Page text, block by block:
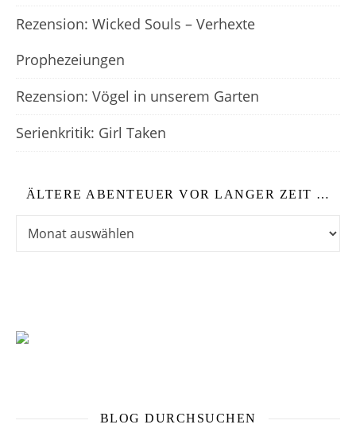
Rezension: Wicked Souls – Verhexte
Prophezeiungen
Rezension: Vögel in unserem Garten
Serienkritik: Girl Taken
ÄLTERE ABENTEUER VOR LANGER ZEIT …
BLOG DURCHSUCHEN